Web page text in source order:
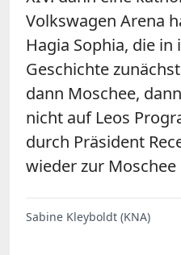
Volkswagen Arena
Hagia Sophia, die in
Geschichte
dann Moschee,
nicht auf Leos
durch Präsident
wieder zur
Sabine Kleyboldt (KNA)